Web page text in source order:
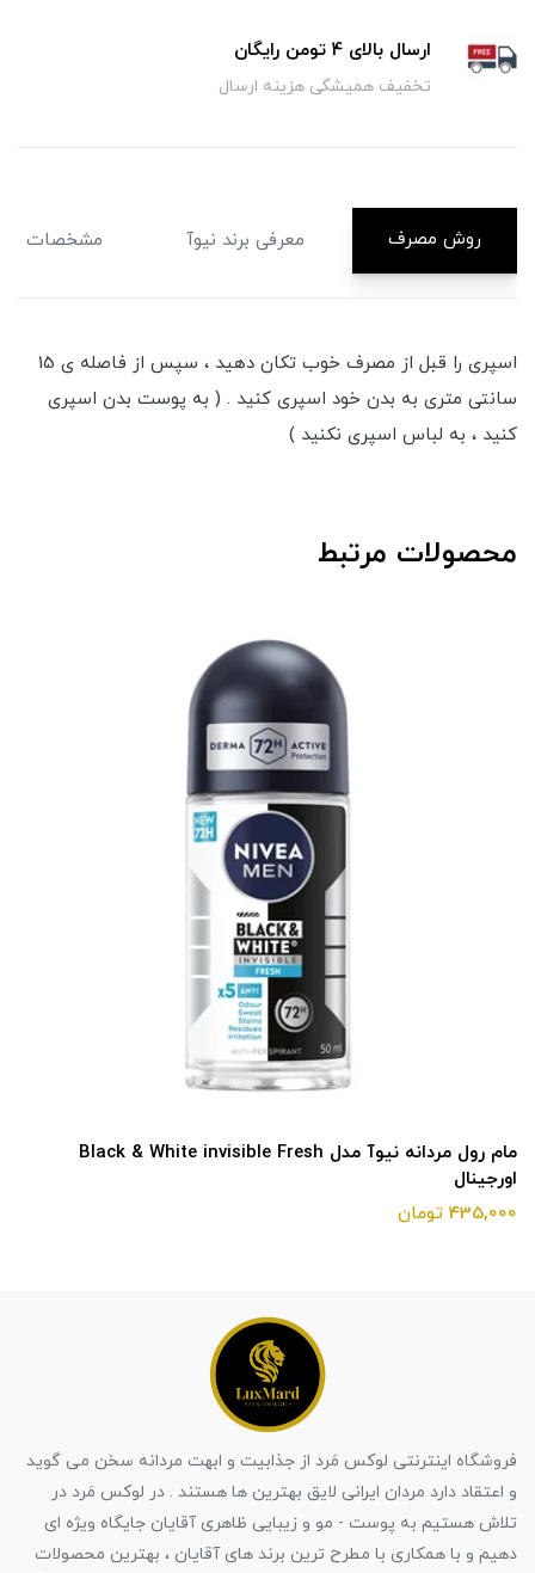
ارسال بالای 4 تومن رایگان
تخفیف همیشگی هزینه ارسال
روش مصرف معرفی برند نیوآ مشخصات
اسپری را قبل از مصرف خوب تکان دهید ، سپس از فاصله ی 15
سانتی متری به بدن خود اسپری کنید . ( به پوست بدن اسپری
کنید ، به لباس اسپری نکنید )
محصولات مرتبط
مام رول مردانه نیوآ مدل Black & White invisible Fresh
اورجینال
435,000 تومان
فروشگاه اینترنتی لوکس مَرد از جذابیت و ابهت مردانه سخن می گوید
و اعتقاد دارد مردان ایرانی لایق بهترین ها هستند . در لوکس مَرد در
تلاش هستیم به پوست - مو و زیبایی ظاهری آقایان جایگاه ویژه ای
دهیم و با همکاری با مطرح ترین برند های آقایان ، بهترین محصولات